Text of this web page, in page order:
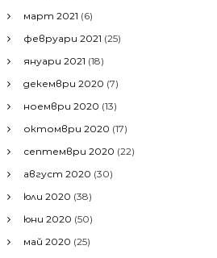
март 2021 (6)
февруари 2021 (25)
януари 2021 (18)
декември 2020 (7)
ноември 2020 (13)
октомври 2020 (17)
септември 2020 (22)
август 2020 (30)
юли 2020 (38)
юни 2020 (50)
май 2020 (25)